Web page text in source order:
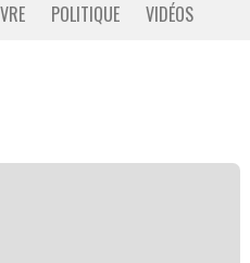
POLITIQUE VIDÉOS